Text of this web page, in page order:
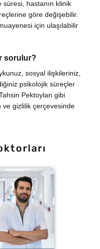
süresi, hastanın klinik
göre değişebilir.
için ulaşılabilir
sorulur?
sosyal ilişkileriniz,
psikolojik süreçler
Pektoylan gibi
gizlilik çerçevesinde